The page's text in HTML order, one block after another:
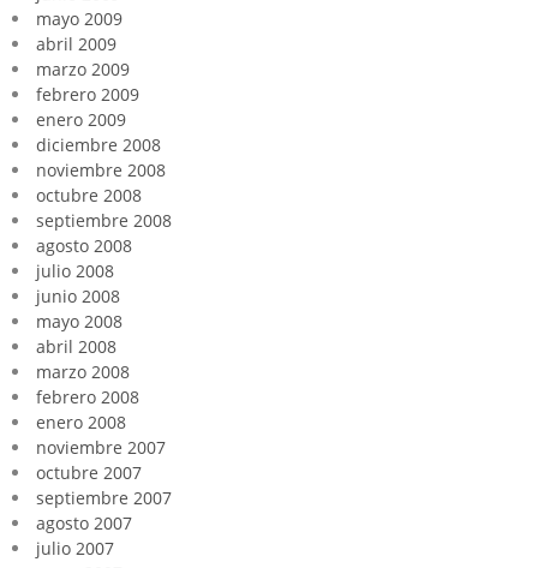
mayo 2009
abril 2009
marzo 2009
febrero 2009
enero 2009
diciembre 2008
noviembre 2008
octubre 2008
septiembre 2008
agosto 2008
julio 2008
junio 2008
mayo 2008
abril 2008
marzo 2008
febrero 2008
enero 2008
noviembre 2007
octubre 2007
septiembre 2007
agosto 2007
julio 2007